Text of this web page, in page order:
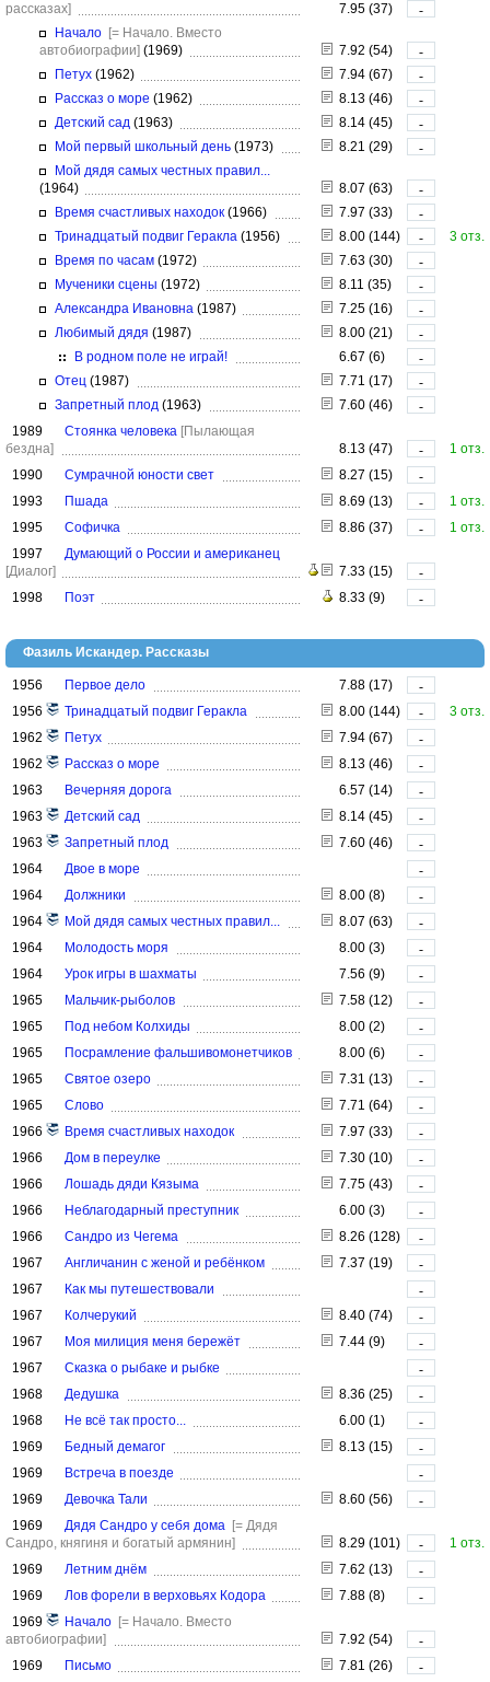
рассказах]
7.95 (37)
-
Начало [= Начало. Вместо
автобиографии] (1969) 7.92 (54)
-
Петух (1962) 7.94 (67)
-
Рассказ о море (1962) 8.13 (46)
-
Детский сад (1963) 8.14 (45)
-
Мой первый школьный день (1973) 8.21 (29)
-
Мой дядя самых честных правил...
(1964)
8.07 (63)
-
Время счастливых находок (1966) 7.97 (33)
-
Тринадцатый подвиг Геракла (1956) 8.00 (144) -
3 отз.
Время по часам (1972) 7.63 (30)
-
Мученики сцены (1972) 8.11 (35)
-
Александра Ивановна (1987) 7.25 (16)
-
Любимый дядя (1987) 8.00 (21)
-
В родном поле не играй!
6.67 (6)
-
Отец (1987) 7.71 (17)
-
Запретный плод (1963) 7.60 (46)
-
1989
Стоянка человека [Пылающая
бездна]
8.13 (47) -
1 отз.
1990
Сумрачной юности свет 8.27 (15)
-
1993
Пшада 8.69 (13) -
1 отз.
1995
Софичка 8.86 (37) -
1 отз.
1997
Думающий о России и американец
[Диалог]
7.33 (15)
-
1998
Поэт 8.33 (9) -
Фазиль Искандер. Рассказы
1956 Первое дело 7.88 (17)
-
1956
Тринадцатый подвиг Геракла 8.00 (144) -
3 отз.
1962
Петух 7.94 (67)
-
1962
Рассказ о море 8.13 (46)
-
1963
Вечерняя дорога 6.57 (14)
-
1963
Детский сад 8.14 (45)
-
1963
Запретный плод 7.60 (46)
-
1964
Двое в море
-
1964
Должники 8.00 (8)
-
1964
Мой дядя самых честных правил... 8.07 (63)
-
1964
Молодость моря 8.00 (3)
-
1964
Урок игры в шахматы 7.56 (9)
-
1965
Мальчик-рыболов 7.58 (12)
-
1965
Под небом Колхиды 8.00 (2)
-
1965
Посрамление фальшивомонетчиков 8.00 (6)
-
1965
Святое озеро 7.31 (13)
-
1965
Слово 7.71 (64)
-
1966
Время счастливых находок 7.97 (33)
-
1966
Дом в переулке 7.30 (10)
-
1966
Лошадь дяди Кязыма 7.75 (43)
-
1966
Неблагодарный преступник 6.00 (3)
-
1966
Сандро из Чегема 8.26 (128)
-
1967
Англичанин с женой и ребёнком 7.37 (19)
-
1967
Как мы путешествовали
-
1967
Колчерукий 8.40 (74)
-
1967
Моя милиция меня бережёт 7.44 (9)
-
1967
Сказка о рыбаке и рыбке
-
1968
Дедушка 8.36 (25)
-
1968
Не всё так просто... 6.00 (1)
-
1969
Бедный демагог 8.13 (15)
-
1969
Встреча в поезде
-
1969
Девочка Тали 8.60 (56)
-
1969
Дядя Сандро у себя дома [= Дядя
Сандро, княгиня и богатый армянин]
8.29 (101) -
1 отз.
1969
Летним днём 7.62 (13)
-
1969
Лов форели в верховьях Кодора 7.88 (8)
-
1969
Начало [= Начало. Вместо
автобиографии]
7.92 (54)
-
1969
Письмо 7.81 (26) -